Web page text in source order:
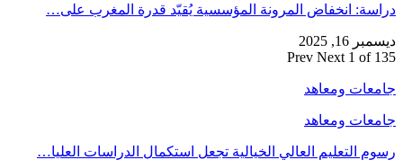
دراسة: انخفاض المرونة المؤسسية يُقيّد قدرة المغرب على…
ديسمبر 16, 2025
Prev Next 1 of 135
جامعات ومعاهد
جامعات ومعاهد
رسوم التعليم العالي الخيالية تجعل استكمال الدراسات العليا…